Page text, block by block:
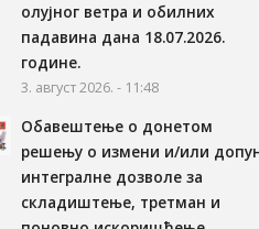
олујног ветра и обилних
падавина дана 18.07.2026.
године.
3. август 2026. - 11:48
Обавештење о донетом
решењу о измени и/или
интегралне дозволе за
складиштење, третман и